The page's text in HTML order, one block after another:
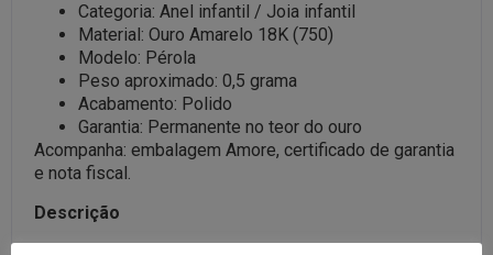
Categoria: Anel infantil / Joia infantil
Material: Ouro Amarelo 18K (750)
Modelo: Pérola
Peso aproximado: 0,5 grama
Acabamento: Polido
Garantia: Permanente no teor do ouro
Acompanha: embalagem Amore, certificado de garantia
e nota fiscal.
Descrição